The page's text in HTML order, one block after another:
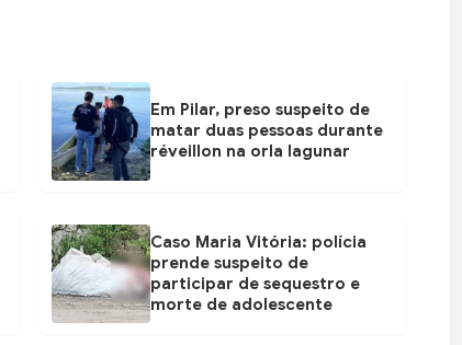
Em Pilar, preso suspeito de
matar duas pessoas durante
réveillon na orla lagunar
Caso Maria Vitória: polícia
prende suspeito de
participar de sequestro e
morte de adolescente